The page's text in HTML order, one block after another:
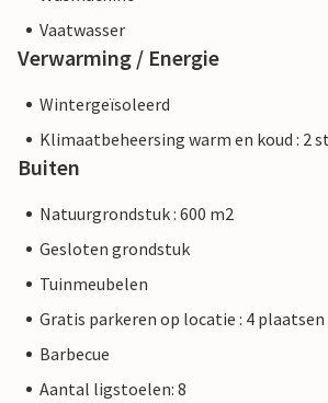
Vaatwasser
Verwarming / Energie
Wintergeïsoleerd
Klimaatbeheersing warm en koud : 2
Buiten
Natuurgrondstuk : 600 m2
Gesloten grondstuk
Tuinmeubelen
Gratis parkeren op locatie : 4 plaatsen
Barbecue
Aantal ligstoelen: 8